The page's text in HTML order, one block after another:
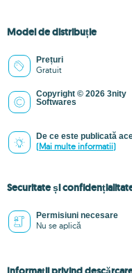
Model de distribuție
Prețuri
Gratuit
Copyright © 2026 3nity
Softwares
De ce este publicată
(Mai multe informatii)
Securitate și
Permisiuni necesare
Nu se aplică